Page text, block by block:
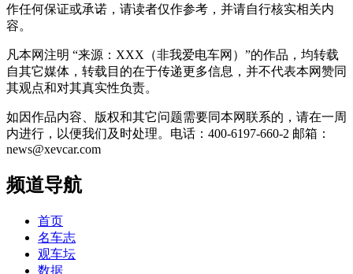
作任何保证或承诺，请读者仅作参考，并请自行核实相关内
容。
凡本网注明 “来源：XXX（非我爱电车网）”的作品，均转载
自其它媒体，转载目的在于传递更多信息，并不代表本网赞同
其观点和对其真实性负责。
如因作品内容、版权和其它问题需要同本网联系的，请在一周
内进行，以便我们及时处理。电话：400-6197-660-2 邮箱：
news@xevcar.com
频道导航
首页
名车志
观车坛
数据